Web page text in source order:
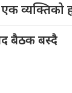
एक व्यक्तिको
बैठक बस्दै